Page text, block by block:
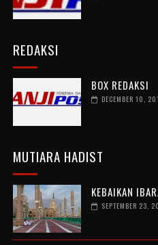
REDAKSI
BOX REDAKSI
DECEMBER 10,
MUTIARA HADIST
KEBAIKAN
SEPTEMBER 23,